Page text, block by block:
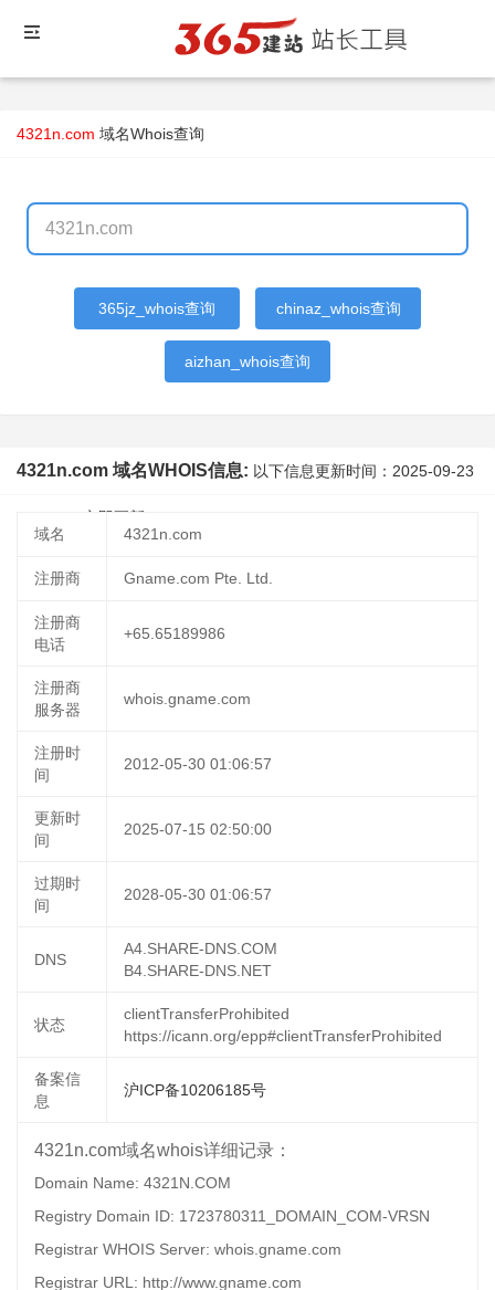
4321n.com 域名Whois查询
365jz_whois查询 chinaz_whois查询
aizhan_whois查询
4321n.com 域名WHOIS信息: 以下信息更新时间： 2025-09-23
立即更新
域名
4321n.com
注册商 Gname.com Pte. Ltd.
注册商
电话
+65.65189986
注册商
服务器
whois.gname.com
注册时
间
2012-05-30 01:06:57
更新时
间
2025-07-15 02:50:00
过期时
间
2028-05-30 01:06:57
DNS
A4.SHARE-DNS.COM
B4.SHARE-DNS.NET
状态
clientTransferProhibited
https://icann.org/epp#clientTransferProhibited
备案信
息
沪ICP备10206185号
4321n.com域名whois详细记录：
Domain Name: 4321N.COM
Registry Domain ID: 1723780311_DOMAIN_COM-VRSN
Registrar WHOIS Server: whois.gname.com
Registrar URL: http://www.gname.com